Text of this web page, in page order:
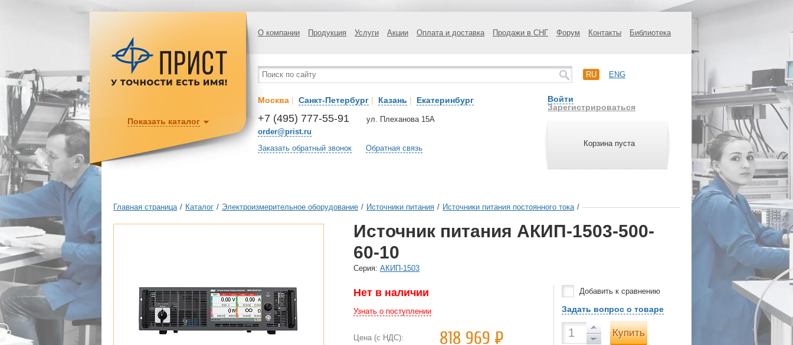
О компании Продукция Услуги Акции Оплата и доставка Продажи в СНГ Форум Контакты Библиотека
RU ENG
Москва | Санкт-Петербург | Казань | Екатеринбург
+7 (495) 777-55-91
order@prist.ru
ул. Плеханова 15А
Заказать обратный звонок Обратная связь
Войти
Зарегистрироваться
Корзина пуста
Показать каталог
Главная страница / Каталог / Электроизмерительное оборудование / Источники питания / Источники питания постоянного тока /
Источник питания АКИП-1503-500-
60-10
Cерия: АКИП-1503
Нет в наличии
Узнать о поступлении
Цена (с НДС): 818 969 Р
Добавить к сравнению
Задать вопрос о товаре
Купить